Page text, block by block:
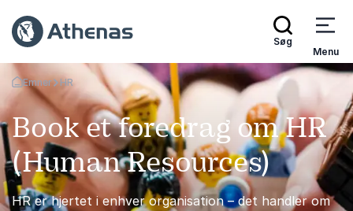
Søg
Menu
Tilbage til forsiden
Emner HR
Book et foredrag om HR
(Human Resources)
HR er hjertet i enhver organisation – det handler om